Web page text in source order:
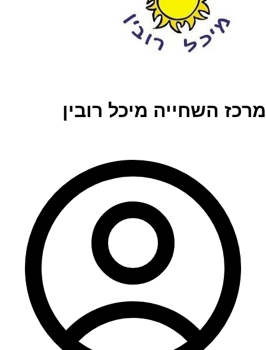
מרכז השחייה מיכל רובין